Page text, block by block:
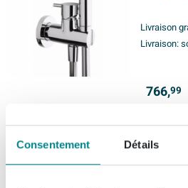
Consentement Détails
Livraison
Livraison:
766,99